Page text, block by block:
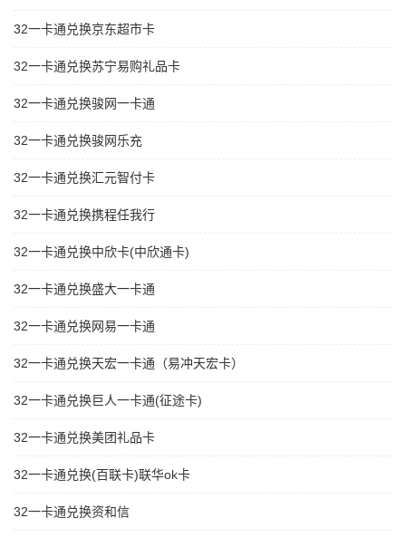
32一卡通兑换京东超市卡
32一卡通兑换苏宁易购礼品卡
32一卡通兑换骏网一卡通
32一卡通兑换骏网乐充
32一卡通兑换汇元智付卡
32一卡通兑换携程任我行
32一卡通兑换中欣卡(中欣通卡)
32一卡通兑换盛大一卡通
32一卡通兑换网易一卡通
32一卡通兑换天宏一卡通（易冲天宏卡）
32一卡通兑换巨人一卡通(征途卡)
32一卡通兑换美团礼品卡
32一卡通兑换(百联卡)联华ok卡
32一卡通兑换资和信